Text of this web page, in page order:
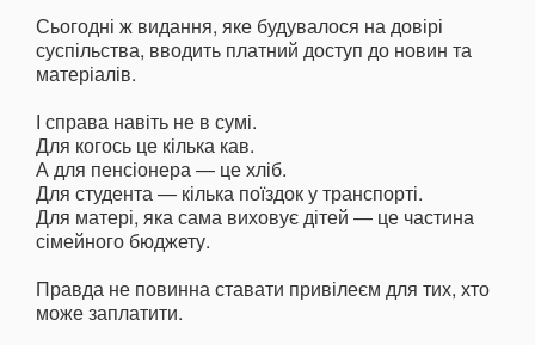
Сьогодні ж видання, яке будувалося на довірі
суспільства, вводить платний доступ до новин та
матеріалів.
І справа навіть не в сумі.
Для когось це кілька кав.
А для пенсіонера — це хліб.
Для студента — кілька поїздок у транспорті.
Для матері, яка сама виховує дітей — це частина
сімейного бюджету.
Правда не повинна ставати привілеєм для тих, хто
може заплатити.